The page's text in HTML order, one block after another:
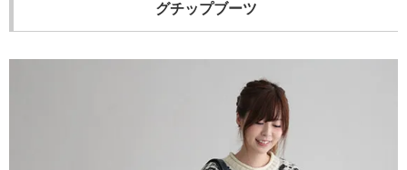
グチップブーツ